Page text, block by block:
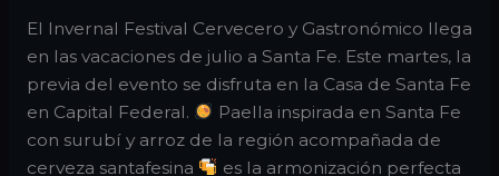
y
gastronómica
El Invernal Festival Cervecero y Gastronómico llega
en las vacaciones de julio a Santa Fe. Este martes, la
previa del evento se disfruta en la Casa de Santa Fe
en Capital Federal.
Paella inspirada en Santa Fe
con surubí y arroz de la región acompañada de
cerveza santafesina
es la armonización perfecta